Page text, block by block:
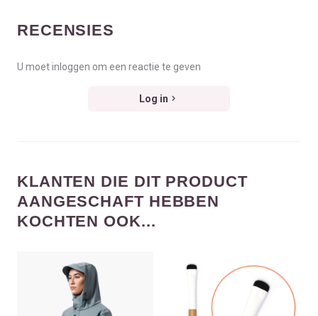
RECENSIES
U moet inloggen om een reactie te geven
Log in
KLANTEN DIE DIT PRODUCT
AANGESCHAFT HEBBEN
KOCHTEN OOK...